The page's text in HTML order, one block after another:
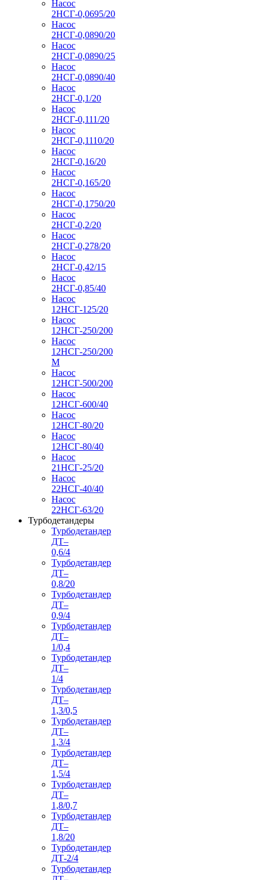
Насос
2НСГ-0,0695/20
Насос
2НСГ-0,0890/20
Насос
2НСГ-0,0890/25
Насос
2НСГ-0,0890/40
Насос
2НСГ-0,1/20
Насос
2НСГ-0,111/20
Насос
2НСГ-0,1110/20
Насос
2НСГ-0,16/20
Насос
2НСГ-0,165/20
Насос
2НСГ-0,1750/20
Насос
2НСГ-0,2/20
Насос
2НСГ-0,278/20
Насос
2НСГ-0,42/15
Насос
2НСГ-0,85/40
Насос
12НСГ-125/20
Насос
12НСГ-250/200
Насос
12НСГ-250/200
М
Насос
12НСГ-500/200
Насос
12НСГ-600/40
Насос
12НСГ-80/20
Насос
12НСГ-80/40
Насос
21НСГ-25/20
Насос
22НСГ-40/40
Насос
22НСГ-63/20
Турбодетандеры
Турбодетандер
ДТ–
0,6/4
Турбодетандер
ДТ–
0,8/20
Турбодетандер
ДТ–
0,9/4
Турбодетандер
ДТ–
1/0,4
Турбодетандер
ДТ–
1/4
Турбодетандер
ДТ–
1,3/0,5
Турбодетандер
ДТ–
1,3/4
Турбодетандер
ДТ–
1,5/4
Турбодетандер
ДТ–
1,8/0,7
Турбодетандер
ДТ–
1,8/20
Турбодетандер
ДТ-2/4
Турбодетандер